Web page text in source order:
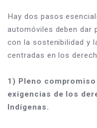
Hay dos pasos
automóviles deben dar
con la sostenibilidad y
centradas en los
1) Pleno
exigencias de los
Indígenas.